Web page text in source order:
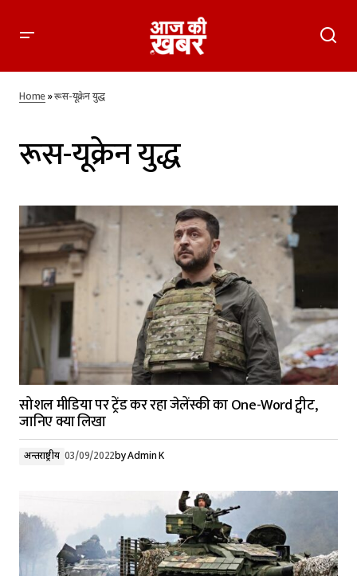
Home»रूस-यूक्रेन युद्ध
रूस-यूक्रेन युद्ध
सोशल मीडिया पर ट्रेंड कर रहा जेलेंस्की का One-Word ट्वीट,
जानिए क्या लिखा
अन्तर्राष्ट्रीय 03/09/2022byAdmin K